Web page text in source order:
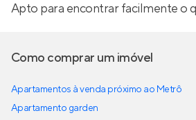
Apto para encontrar facilmente o
Como comprar um imóvel
Apartamentos à venda próximo ao Metrô
Apartamento garden